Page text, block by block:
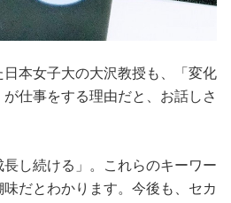
本女子大の大沢教授も、「変化
仕事をする理由だと、お話しさ
長し続ける」。これらのキーワー
味だとわかります。今後も、セカ